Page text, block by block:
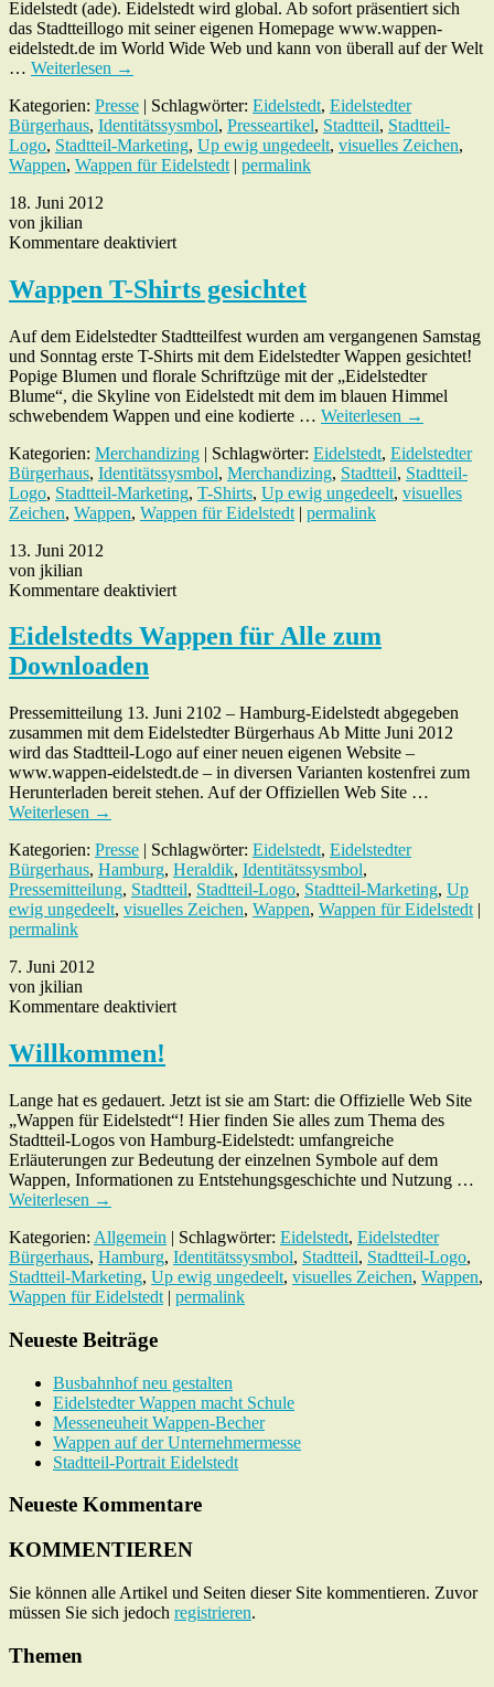
Eidelstedt (ade). Eidelstedt wird global. Ab sofort präsentiert sich
das Stadtteillogo mit seiner eigenen Homepage www.wappen-
eidelstedt.de im World Wide Web und kann von überall auf der Welt
… Weiterlesen →
Kategorien: Presse | Schlagwörter: Eidelstedt, Eidelstedter
Bürgerhaus, Identitätssysmbol, Presseartikel, Stadtteil, Stadtteil-
Logo, Stadtteil-Marketing, Up ewig ungedeelt, visuelles Zeichen,
Wappen, Wappen für Eidelstedt | permalink
18. Juni 2012
von jkilian
Kommentare deaktiviertfür
T-
Shirts
Wappen T-Shirts gesichtet
Auf dem Eidelstedter Stadtteilfest wurden am vergangenen Samstag
und Sonntag erste T-Shirts mit dem Eidelstedter Wappen gesichtet!
Popige Blumen und florale Schriftzüge mit der „Eidelstedter
Blume“, die Skyline von Eidelstedt mit dem im blauen Himmel
schwebendem Wappen und eine kodierte … Weiterlesen →
Kategorien: Merchandizing | Schlagwörter: Eidelstedt, Eidelstedter
Bürgerhaus, Identitätssysmbol, Merchandizing, Stadtteil, Stadtteil-
Logo, Stadtteil-Marketing, T-Shirts, Up ewig ungedeelt, visuelles
Zeichen, Wappen, Wappen für Eidelstedt | permalink
13. Juni 2012
von jkilian
Kommentare deaktiviertfür
Wappen
für
Downloaden
Eidelstedts Wappen für Alle zum
Downloaden
Pressemitteilung 13. Juni 2102 – Hamburg-Eidelstedt abgegeben
zusammen mit dem Eidelstedter Bürgerhaus Ab Mitte Juni 2012
wird das Stadtteil-Logo auf einer neuen eigenen Website –
www.wappen-eidelstedt.de – in diversen Varianten kostenfrei zum
Herunterladen bereit stehen. Auf der Offiziellen Web Site …
Weiterlesen →
Kategorien: Presse | Schlagwörter: Eidelstedt, Eidelstedter
Bürgerhaus, Hamburg, Heraldik, Identitätssysmbol,
Pressemitteilung, Stadtteil, Stadtteil-Logo, Stadtteil-Marketing, Up
ewig ungedeelt, visuelles Zeichen, Wappen, Wappen für Eidelstedt |
permalink
7. Juni 2012
von jkilian
Kommentare deaktiviertfür
Willkommen!
Lange hat es gedauert. Jetzt ist sie am Start: die Offizielle Web Site
„Wappen für Eidelstedt“! Hier finden Sie alles zum Thema des
Stadtteil-Logos von Hamburg-Eidelstedt: umfangreiche
Erläuterungen zur Bedeutung der einzelnen Symbole auf dem
Wappen, Informationen zu Entstehungsgeschichte und Nutzung …
Weiterlesen →
Kategorien: Allgemein | Schlagwörter: Eidelstedt, Eidelstedter
Bürgerhaus, Hamburg, Identitätssysmbol, Stadtteil, Stadtteil-Logo,
Stadtteil-Marketing, Up ewig ungedeelt, visuelles Zeichen, Wappen,
Wappen für Eidelstedt | permalink
Neueste Beiträge
Busbahnhof neu gestalten
Eidelstedter Wappen macht Schule
Messeneuheit Wappen-Becher
Wappen auf der Unternehmermesse
Stadtteil-Portrait Eidelstedt
Neueste Kommentare
KOMMENTIEREN
Sie können alle Artikel und Seiten dieser Site kommentieren. Zuvor
müssen Sie sich jedoch registrieren.
Themen